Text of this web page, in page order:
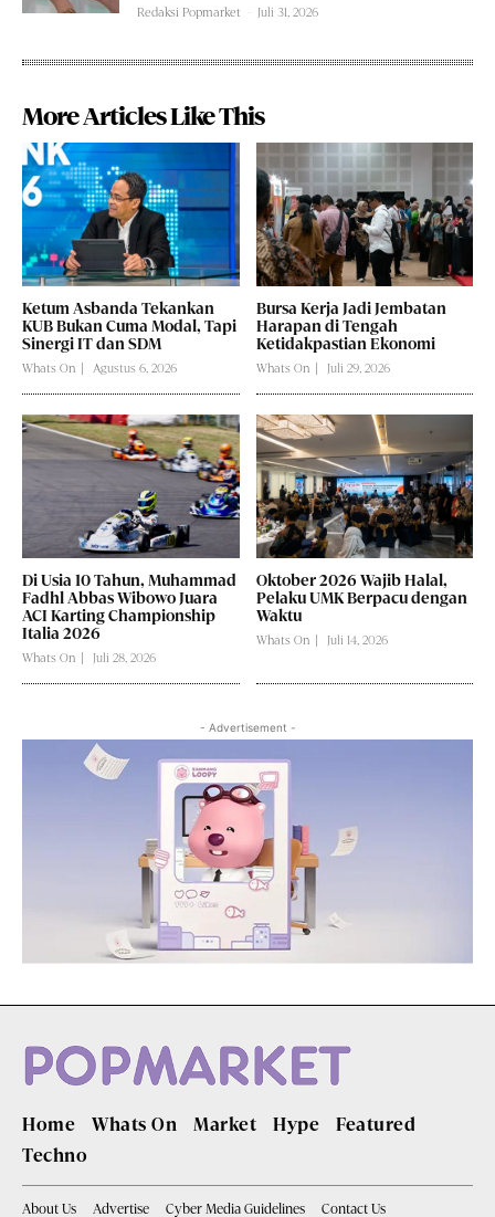
Redaksi Popmarket Juli 31, 2026
More Articles Like This
Ketum Asbanda Tekankan
KUB Bukan Cuma Modal, Tapi
Sinergi IT dan SDM
Whats On Agustus 6, 2026
Bursa Kerja Jadi Jembatan
Harapan di Tengah
Ketidakpastian Ekonomi
Whats On Juli 29, 2026
Di Usia 10 Tahun, Muhammad
Fadhl Abbas Wibowo Juara
ACI Karting Championship
Italia 2026
Whats On Juli 28, 2026
Oktober 2026 Wajib Halal,
Pelaku UMK Berpacu dengan
Waktu
Whats On Juli 14, 2026
- Advertisement -
Home Whats On Market Hype
Featured
Techno
About Us Advertise Cyber Media Guidelines Contact Us